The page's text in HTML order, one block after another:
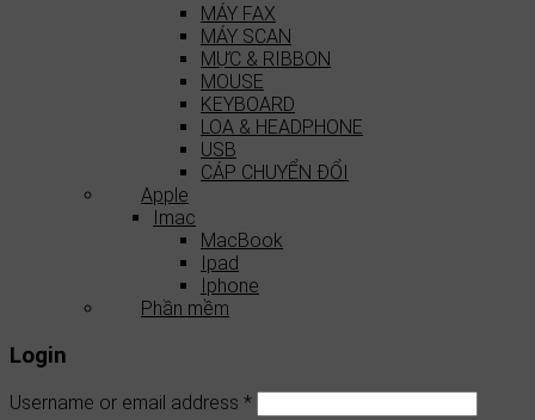
MÁY FAX
MÁY SCAN
MỰC & RIBBON
MOUSE
KEYBOARD
LOA & HEADPHONE
USB
CÁP CHUYỂN ĐỔI
Apple
Imac
MacBook
Ipad
Iphone
Phần mềm
Login
Username or email address *